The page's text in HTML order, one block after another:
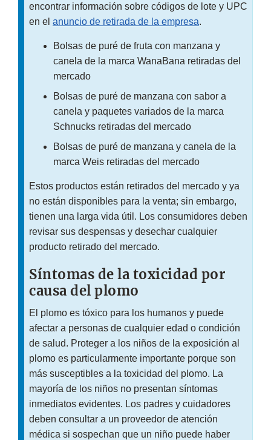
encontrar información sobre códigos de lote y UPC
en el anuncio de retirada de la empresa.
Bolsas de puré de fruta con manzana y
canela de la marca WanaBana retiradas del
mercado
Bolsas de puré de manzana con sabor a
canela y paquetes variados de la marca
Schnucks retiradas del mercado
Bolsas de puré de manzana y canela de la
marca Weis retiradas del mercado
Estos productos están retirados del mercado y ya
no están disponibles para la venta; sin embargo,
tienen una larga vida útil. Los consumidores deben
revisar sus despensas y desechar cualquier
producto retirado del mercado.
Síntomas de la toxicidad por
causa del plomo
El plomo es tóxico para los humanos y puede
afectar a personas de cualquier edad o condición
de salud. Proteger a los niños de la exposición al
plomo es particularmente importante porque son
más susceptibles a la toxicidad del plomo. La
mayoría de los niños no presentan síntomas
inmediatos evidentes. Los padres y cuidadores
deben consultar a un proveedor de atención
médica si sospechan que un niño puede haber